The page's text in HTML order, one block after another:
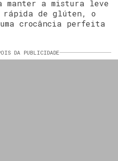
manter a mistura leve
rápida de glúten, o
crocância perfeita
DA PUBLICIDADE